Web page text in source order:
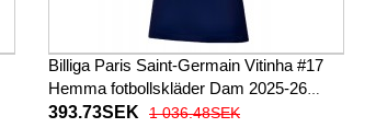
Billiga Paris Saint-Germain Vitinha #17
Hemma fotbollskläder Dam 2025-26
Kortärmad
393.73SEK 1 036.48SEK